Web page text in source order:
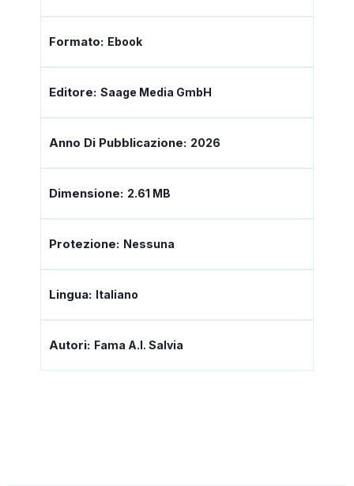
Formato: Ebook
Editore: Saage Media GmbH
Anno Di Pubblicazione: 2026
Dimensione: 2.61 MB
Protezione: Nessuna
Lingua: Italiano
Autori: Fama A.I. Salvia